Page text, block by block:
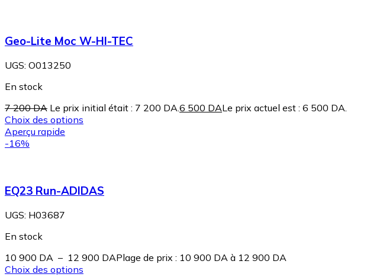
Geo-Lite Moc W-HI-TEC
UGS: O013250
En stock
7 200DA Le prix initial était : 7 200 DA. 6 500 DALe prix actuel est : 6 500 DA.
Choix des options
Aperçu rapide
-16%
EQ23 Run-ADIDAS
UGS: H03687
En stock
10 900 DA – 12 900 DAPlage de prix : 10 900 DA à 12 900 DA
Choix des options